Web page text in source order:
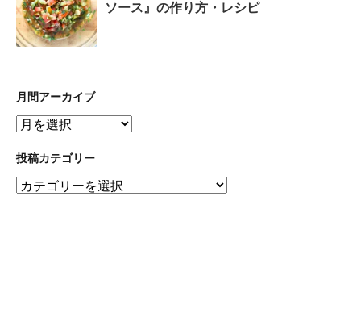
ソース』の作り方・レシピ
月間アーカイブ
月
ア
カ
投稿カテゴリー
投